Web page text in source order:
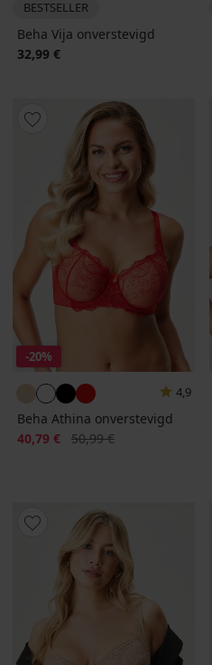
BESTSELLER
Beha Vija onverstevigd
32,99 €
-20%
4,9
Beha Athina onverstevigd
Korting
40,79 € Oorspronkelijke prijs
50,99 €